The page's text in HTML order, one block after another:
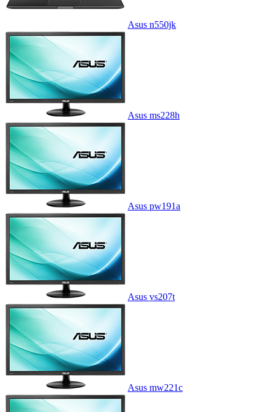
Asus n550jk
Asus ms228h
Asus pw191a
Asus vs207t
Asus mw221c